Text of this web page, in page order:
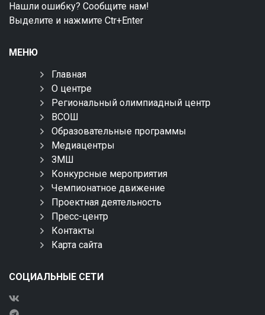
Нашли ошибку? Сообщите нам!
Выделите и нажмите Ctr+Enter
МЕНЮ
Главная
О центре
Региональный олимпиадный центр
ВСОШ
Образовательные программы
Медиацентры
ЗМШ
Конкурсные мероприятия
Чемпионатное движение
Проектная деятельность
Пресс-центр
Контакты
Карта сайта
СОЦИАЛЬНЫЕ СЕТИ